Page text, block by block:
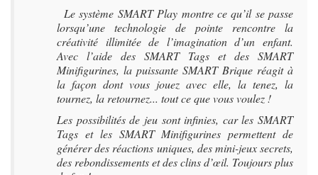
Le système SMART Play montre ce qu’il se passe
lorsqu’une technologie de pointe rencontre la
créativité illimitée de l’imagination d’un enfant.
Avec l’aide des SMART Tags et des SMART
Minifigurines, la puissante SMART Brique réagit à
la façon dont vous jouez avec elle, la tenez, la
tournez, la retournez... tout ce que vous voulez !
Les possibilités de jeu sont infinies, car les SMART
Tags et les SMART Minifigurines permettent de
générer des réactions uniques, des mini-jeux secrets,
des rebondissements et des clins d’œil. Toujours plus